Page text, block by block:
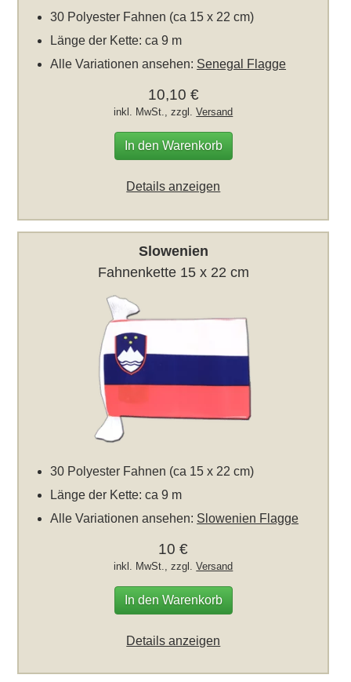
30 Polyester Fahnen (ca 15 x 22 cm)
Länge der Kette: ca 9 m
Alle Variationen ansehen: Senegal Flagge
10,10 €
inkl. MwSt., zzgl.Versand
In den Warenkorb
Details anzeigen
Slowenien
Fahnenkette 15 x 22 cm
30 Polyester Fahnen (ca 15 x 22 cm)
Länge der Kette: ca 9 m
Alle Variationen ansehen: Slowenien Flagge
10 €
inkl. MwSt., zzgl.Versand
In den Warenkorb
Details anzeigen